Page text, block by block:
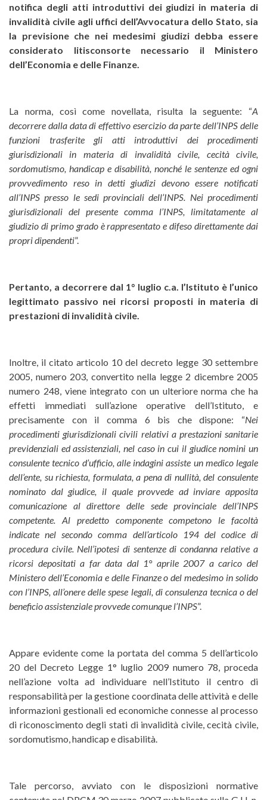
notifica degli atti introduttivi dei giudizi in materia di
invalidità civile agli uffici dell’Avvocatura dello Stato, sia
la previsione che nei medesimi giudizi debba essere
considerato litisconsorte necessario il Ministero
dell’Economia e delle Finanze.
La norma, così come novellata, risulta la seguente: “A
decorrere dalla data di effettivo esercizio da parte dell’INPS delle
funzioni trasferite gli atti introduttivi dei procedimenti
giurisdizionali in materia di invalidità civile, cecità civile,
sordomutismo, handicap e disabilità, nonché le sentenze ed ogni
provvedimento reso in detti giudizi devono essere notificati
all’INPS presso le sedi provinciali dell’INPS. Nei procedimenti
giurisdizionali del presente comma l’INPS, limitatamente al
giudizio di primo grado è rappresentato e difeso direttamente dai
propri dipendenti”.
Pertanto, a decorrere dal 1° luglio c.a. l’Istituto è l’unico
legittimato passivo nei ricorsi proposti in materia di
prestazioni di invalidità civile.
Inoltre, il citato articolo 10 del decreto legge 30 settembre
2005, numero 203, convertito nella legge 2 dicembre 2005
numero 248, viene integrato con un ulteriore norma che ha
effetti immediati sull’azione operative dell’Istituto, e
precisamente con il comma 6 bis che dispone: “Nei
procedimenti giurisdizionali civili relativi a prestazioni sanitarie
previdenziali ed assistenziali, nel caso in cui il giudice nomini un
consulente tecnico d’ufficio, alle indagini assiste un medico legale
dell’ente, su richiesta, formulata, a pena di nullità, del consulente
nominato dal giudice, il quale provvede ad inviare apposita
comunicazione al direttore delle sede provinciale dell’INPS
competente. Al predetto componente competono le facoltà
indicate nel secondo comma dell’articolo 194 del codice di
procedura civile. Nell’ipotesi di sentenze di condanna relative a
ricorsi depositati a far data dal 1° aprile 2007 a carico del
Ministero dell’Economia e delle Finanze o del medesimo in solido
con l’INPS, all’onere delle spese legali, di consulenza tecnica o del
beneficio assistenziale provvede comunque l’INPS”.
Appare evidente come la portata del comma 5 dell’articolo
20 del Decreto Legge 1° luglio 2009 numero 78, proceda
nell’azione volta ad individuare nell’Istituto il centro di
responsabilità per la gestione coordinata delle attività e delle
informazioni gestionali ed economiche connesse al processo
di riconoscimento degli stati di invalidità civile, cecità civile,
sordomutismo, handicap e disabilità.
Tale percorso, avviato con le disposizioni normative